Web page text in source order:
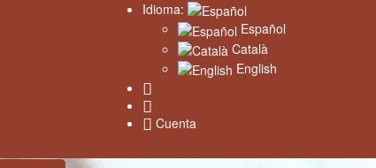
Idioma:
Español
Català
English
Cuenta